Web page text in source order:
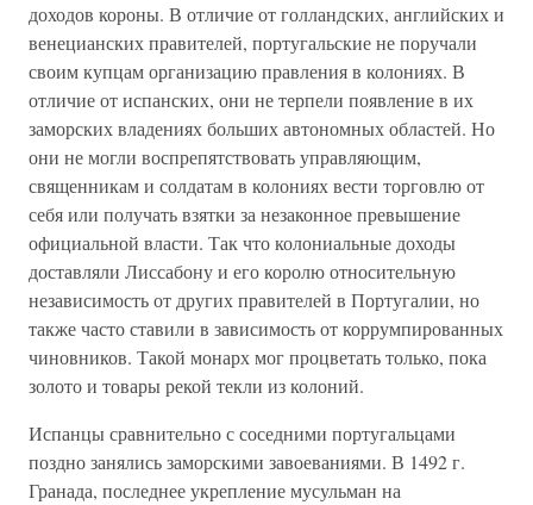
доходов короны. В отличие от голландских, английских и
венецианских правителей, португальские не поручали
своим купцам организацию правления в колониях. В
отличие от испанских, они не терпели появление в их
заморских владениях больших автономных областей. Но
они не могли воспрепятствовать управляющим,
священникам и солдатам в колониях вести торговлю от
себя или получать взятки за незаконное превышение
официальной власти. Так что колониальные доходы
доставляли Лиссабону и его королю относительную
независимость от других правителей в Португалии, но
также часто ставили в зависимость от коррумпированных
чиновников. Такой монарх мог процветать только, пока
золото и товары рекой текли из колоний.
Испанцы сравнительно с соседними португальцами
поздно занялись заморскими завоеваниями. В 1492 г.
Гранада, последнее укрепление мусульман на